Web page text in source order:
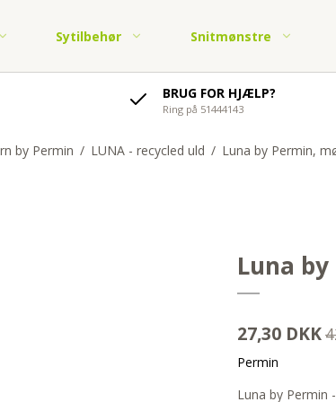
Børnestoffer i jersey
Børnestof fast bomuld
Økologisk
Sytilbehør
Knapper, tryklåse og
hægter
Elastik og elastikbånd
Pyntebånd
Snitmønstre
symønster
Garn fra Karen Klarbæk
BRUG FOR HJÆLP?
Ring på 51444143
by Permin / LUNA - recycled uld / Luna by Permin,
Luna
27,30 DKK
Permin
Luna by Permin